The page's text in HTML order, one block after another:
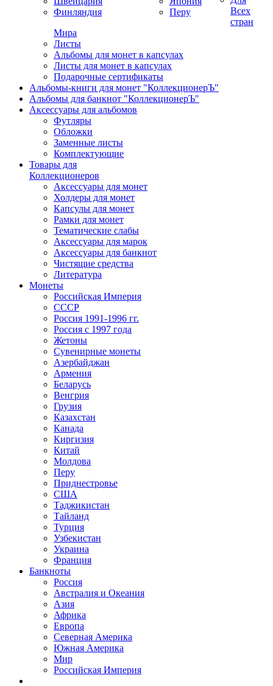
Финляндия
Перу
Всех
стран
Мира
Листы
Альбомы для монет в капсулах
Листы для монет в капсулах
Подарочные сертификаты
Альбомы-книги для монет "КоллекционерЪ"
Альбомы для банкнот "КоллекционерЪ"
Аксессуары для альбомов
Футляры
Обложки
Заменные листы
Комплектующие
Товары для
Коллекционеров
Аксессуары для монет
Холдеры для монет
Капсулы для монет
Рамки для монет
Тематические слабы
Аксессуары для марок
Аксессуары для банкнот
Чистящие средства
Литература
Монеты
Российская Империя
СССР
Россия 1991-1996 гг.
Россия с 1997 года
Жетоны
Сувенирные монеты
Азербайджан
Армения
Беларусь
Венгрия
Грузия
Казахстан
Канада
Киргизия
Китай
Молдова
Перу
Приднестровье
США
Таджикистан
Тайланд
Турция
Узбекистан
Украина
Франция
Банкноты
Россия
Австралия и Океания
Азия
Африка
Европа
Северная Америка
Южная Америка
Мир
Российская Империя